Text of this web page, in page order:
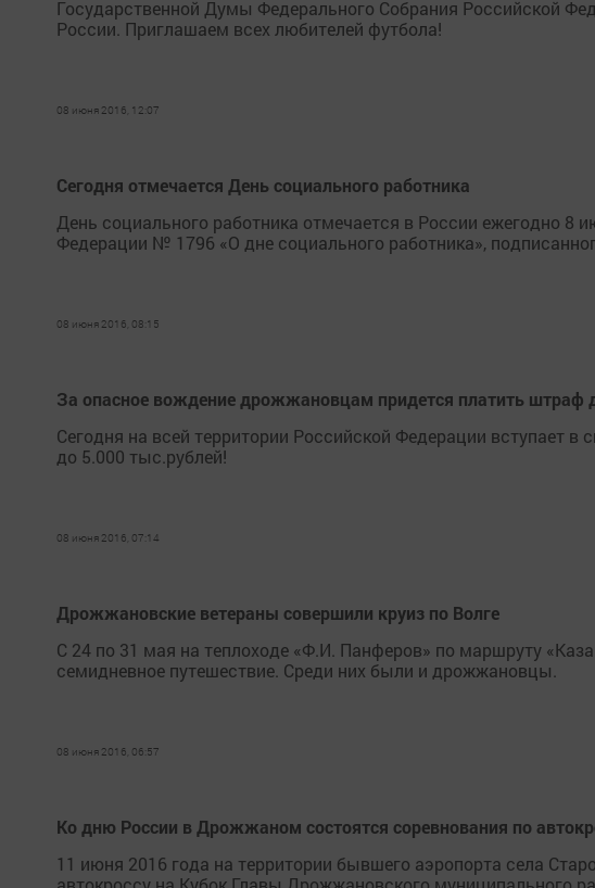
Государственной Думы Федерального Собрания Российской
России. Приглашаем всех любителей футбола!
08 июня 2016, 12:07
Сегодня отмечается День социального работника
День социального работника отмечается в России ежегодно 8
Федерации № 1796 «О дне социального работника»,
08 июня 2016, 08:15
За опасное вождение дрожжановцам придется платить штраф
Сегодня на всей территории Российской Федерации
до 5.000 тыс.рублей!
08 июня 2016, 07:14
Дрожжановские ветераны совершили круиз по Волге
С 24 по 31 мая на теплоходе «Ф.И. Панферов» по маршруту
семидневное путешествие. Среди них были и дрожжановцы.
08 июня 2016, 06:57
Ко дню России в Дрожжаном состоятся соревнования по
11 июня 2016 года на территории бывшего аэропорта села